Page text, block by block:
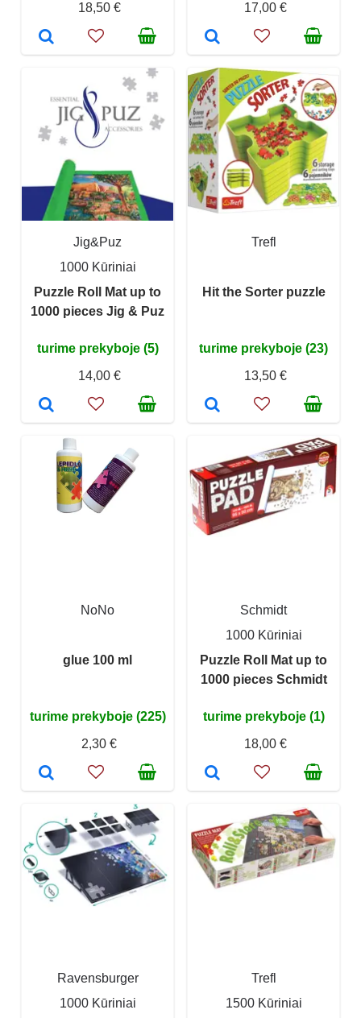
18,50 €
17,00 €
Jig&Puz
1000 Kūriniai
Puzzle Roll Mat up to
1000 pieces Jig & Puz
turime prekyboje (5)
14,00 €
Trefl
Hit the Sorter puzzle
turime prekyboje (23)
13,50 €
NoNo
glue 100 ml
turime prekyboje (225)
2,30 €
Schmidt
1000 Kūriniai
Puzzle Roll Mat up to
1000 pieces Schmidt
turime prekyboje (1)
18,00 €
Ravensburger
1000 Kūriniai
Trefl
1500 Kūriniai